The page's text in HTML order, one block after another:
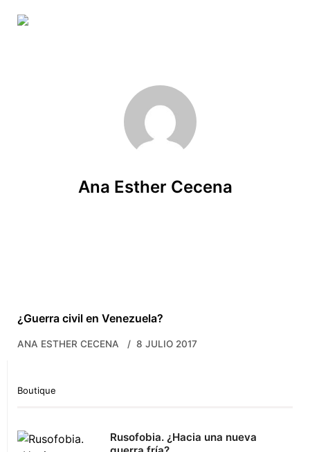
Ana Esther Cecena
¿Guerra civil en Venezuela?
ANA ESTHER CECENA 8 JULIO 2017
Boutique
Rusofobia. ¿Hacia una nueva